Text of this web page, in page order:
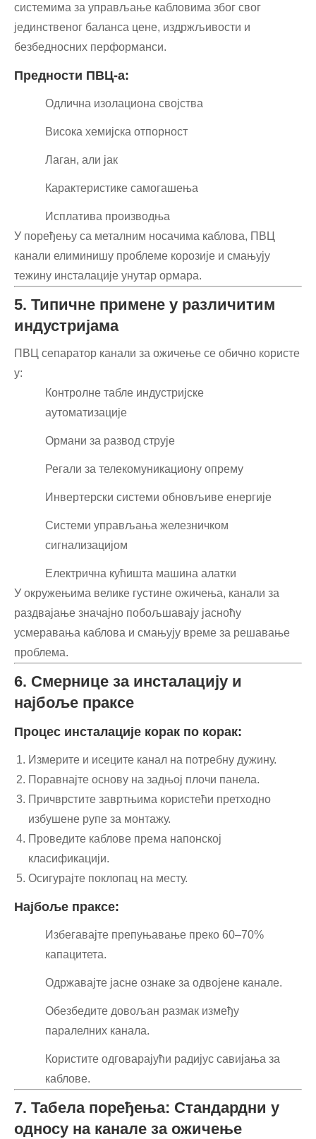
системима за управљање кабловима због свог
јединственог баланса цене, издржљивости и
безбедносних перформанси.
Предности ПВЦ-а:
Одлична изолациона својства
Висока хемијска отпорност
Лаган, али јак
Карактеристике самогашења
Исплатива производња
У поређењу са металним носачима каблова, ПВЦ
канали елиминишу проблеме корозије и смањују
тежину инсталације унутар ормара.
5. Типичне примене у различитим
индустријама
ПВЦ сепаратор канали за ожичење се обично користе
у:
Контролне табле индустријске
аутоматизације
Ормани за развод струје
Регали за телекомуникациону опрему
Инвертерски системи обновљиве енергије
Системи управљања железничком
сигнализацијом
Електрична кућишта машина алатки
У окружењима велике густине ожичења, канали за
раздвајање значајно побољшавају јасноћу
усмеравања каблова и смањују време за решавање
проблема.
6. Смернице за инсталацију и
најбоље праксе
Процес инсталације корак по корак:
Измерите и исеците канал на потребну дужину.
Поравнајте основу на задњој плочи панела.
Причврстите завртњима користећи претходно
избушене рупе за монтажу.
Проведите каблове према напонској
класификацији.
Осигурајте поклопац на месту.
Најбоље праксе:
Избегавајте препуњавање преко 60–70%
капацитета.
Одржавајте јасне ознаке за одвојене канале.
Обезбедите довољан размак између
паралелних канала.
Користите одговарајући радијус савијања за
каблове.
7. Табела поређења: Стандардни у
односу на канале за ожичење